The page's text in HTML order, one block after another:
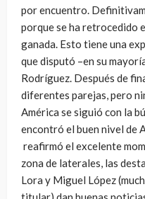
por encuentro.
porque se ha retrocedido
ganada. Esto tiene una
que disputó –en su
Rodríguez. Después de
diferentes parejas, pero
América se siguió con la
encontró el buen nivel de
reafirmó el excelente
zona de laterales, las
Lora y Miguel López